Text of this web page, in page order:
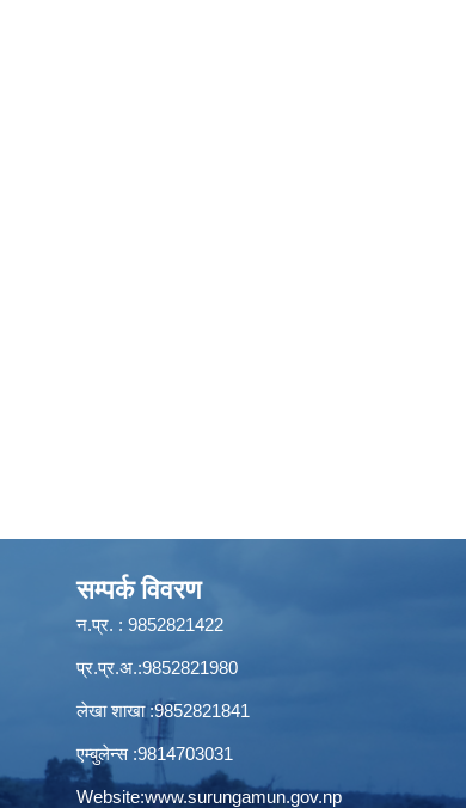
सम्पर्क विवरण
न.प्र. : 9852821422
प्र.प्र.अ.:9852821980
लेखा शाखा :9852821841
एम्बुलेन्स :9814703031
Website:www.surungamun.gov.np